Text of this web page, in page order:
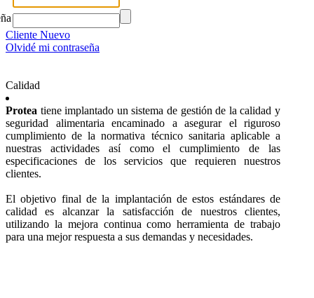
Cliente Nuevo
Olvidé mi contraseña
Calidad
Protea tiene implantado un sistema de gestión de la calidad y
seguridad alimentaria encaminado a asegurar el riguroso
cumplimiento de la normativa técnico sanitaria aplicable a
nuestras actividades así como el cumplimiento de las
especificaciones de los servicios que requieren nuestros
clientes.
El objetivo final de la implantación de estos estándares de
calidad es alcanzar la satisfacción de nuestros clientes,
utilizando la mejora continua como herramienta de trabajo
para una mejor respuesta a sus demandas y necesidades.